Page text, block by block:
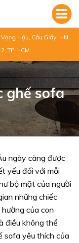
Hậu, Cầu Giấy, HN
TP HCM
ghế sofa
ngày càng được
yếu đối với mỗi
bộ mặt của người
những chiếc
của con
điều không thể
sofa yêu thích của